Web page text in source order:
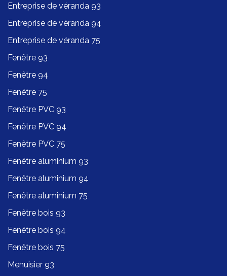
Entreprise de véranda 93
Entreprise de véranda 94
Entreprise de véranda 75
Fenêtre 93
Fenêtre 94
Fenêtre 75
Fenêtre PVC 93
Fenêtre PVC 94
Fenêtre PVC 75
Fenêtre aluminium 93
Fenêtre aluminium 94
Fenêtre aluminium 75
Fenêtre bois 93
Fenêtre bois 94
Fenêtre bois 75
Menuisier 93